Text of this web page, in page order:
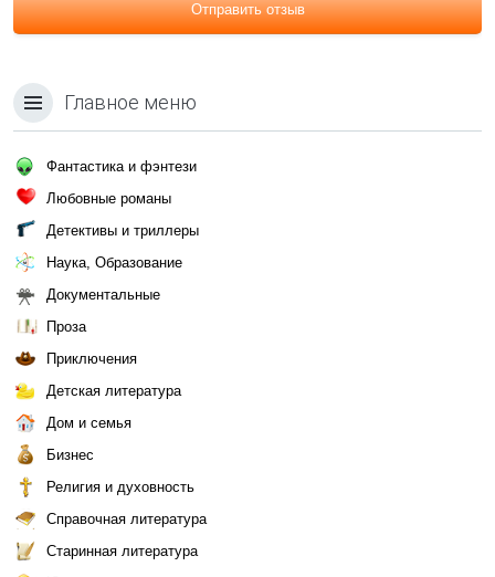
Отправить отзыв
Главное меню
Фантастика и фэнтези
Любовные романы
Детективы и триллеры
Наука, Образование
Документальные
Проза
Приключения
Детская литература
Дом и семья
Бизнес
Религия и духовность
Справочная литература
Старинная литература